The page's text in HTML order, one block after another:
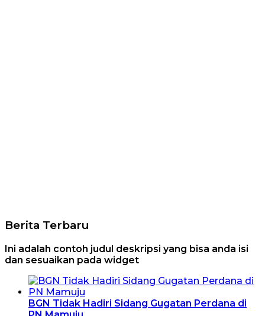
Berita Terbaru
Ini adalah contoh judul deskripsi yang bisa anda isi
dan sesuaikan pada widget
BGN Tidak Hadiri Sidang Gugatan Perdana di